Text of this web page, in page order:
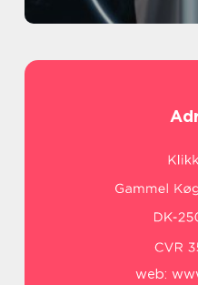
web: